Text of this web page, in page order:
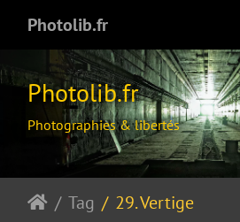
Photolib.fr
Photolib.fr
Photographies & libertés
Tag 29. Vertige